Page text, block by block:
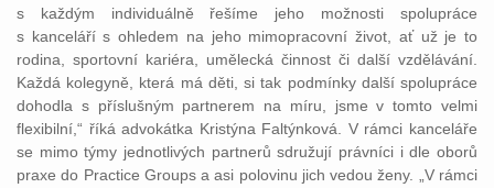
s každým individuálně řešíme jeho možnosti spolupráce
s kanceláří s ohledem na jeho mimopracovní život, ať už je to
rodina, sportovní kariéra, umělecká činnost či další vzdělávání.
Každá kolegyně, která má děti, si tak podmínky další spolupráce
dohodla s příslušným partnerem na míru, jsme v tomto velmi
flexibilní,“ říká advokátka Kristýna Faltýnková. V rámci kanceláře
se mimo týmy jednotlivých partnerů sdružují právníci i dle oborů
praxe do Practice Groups a asi polovinu jich vedou ženy. „V rámci